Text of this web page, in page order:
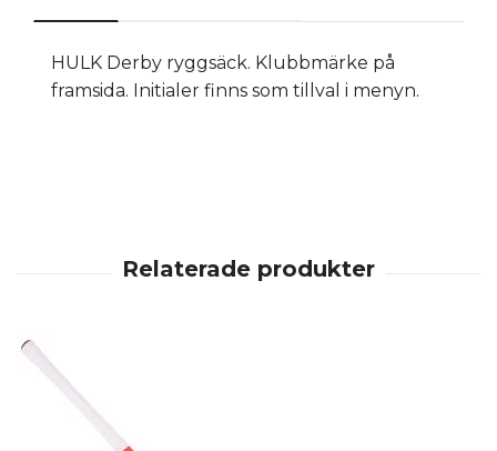
HULK Derby ryggsäck. Klubbmärke på
framsida. Initialer finns som tillval i menyn.